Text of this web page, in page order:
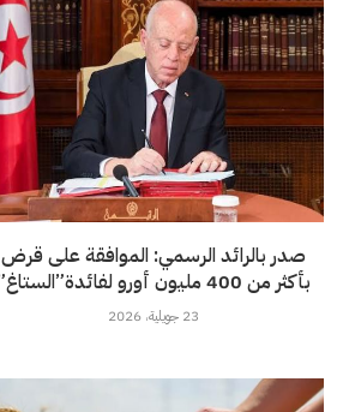
صدر بالرائد الرسمي: الموافقة على قرض
بأكثر من 400 مليون أورو لفائدة”الستاغ”
23 جويلية، 2026